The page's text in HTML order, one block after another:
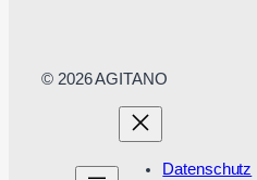
© 2026 AGITANO
Datenschutz